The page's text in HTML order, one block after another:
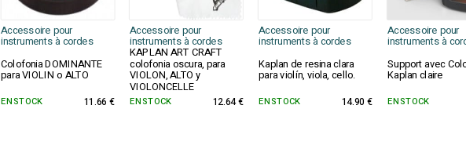
Accessoire pour
instruments à cordes
Accessoire pour
instruments à cordes
Accessoire pour
instruments à cordes
Accessoire pour
instruments à
Colofonia DOMINANTE
para VIOLIN o ALTO
KAPLAN ART CRAFT
colofonia oscura, para
VIOLON, ALTO y
VIOLONCELLE
Kaplan de resina clara
para violín, viola, cello.
Support avec
Kaplan claire
EN STOCK 11.66 € EN STOCK 12.64 € EN STOCK 14.90 € EN STOCK